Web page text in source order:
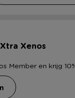
Xenos
Member en krijg